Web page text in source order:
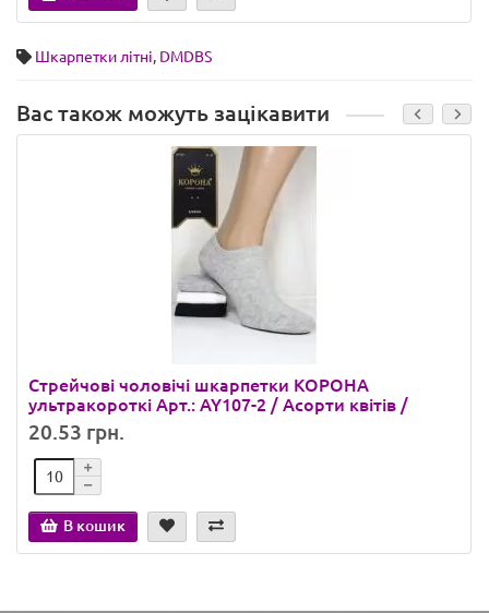
Шкарпетки літні, DMDBS
Вас також можуть зацікавити
Стрейчові чоловічі шкарпетки КОРОНА
ультракороткі Арт.: AY107-2 / Асорти квітів /
20.53 грн.
В кошик